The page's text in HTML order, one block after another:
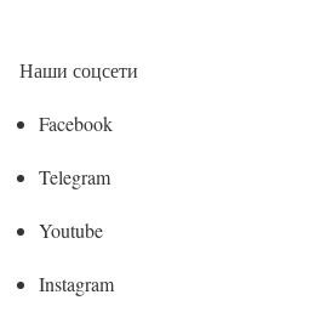
Наши соцсети
Facebook
Telegram
Youtube
Instagram